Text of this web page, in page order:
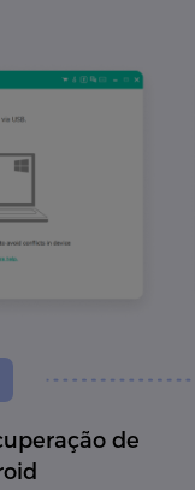
de